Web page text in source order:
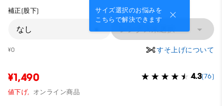
サイズ選択のお悩みを
こちらで解決できます
補正(股下)
なし レングス未選択
¥0 すそ上げについて
¥1,490 4.3(76)
値下げ, オンライン商品